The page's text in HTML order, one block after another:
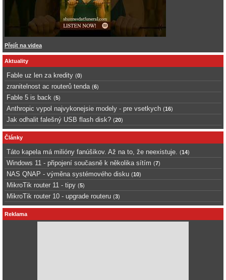
Přejít na videa
Aktuality
Fable uz len za kredity (0)
zranitelnost ac routerů tenda (6)
Fable 5 is back (5)
Anthropic vypol najvykonejsie modely - pre vsetkych (16)
Jak odhalit falešný USB flash disk? (20)
Články
Táto kapela má milióny fanúšikov. Až na to, že neexistuje. (14)
Windows 11 - připojení současně k několika sítím (7)
NAS QNAP - výměna systémového disku (10)
MikroTik router 11 - tipy (5)
MikroTik router 10 - upgrade routeru (3)
Reklama